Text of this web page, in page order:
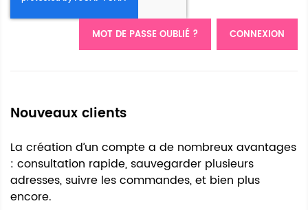
CONNEXION
MOT DE PASSE OUBLIÉ ?
Nouveaux clients
La création d’un compte a de nombreux avantages
: consultation rapide, sauvegarder plusieurs
adresses, suivre les commandes, et bien plus
encore.